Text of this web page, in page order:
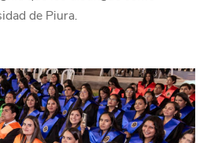
de Piura.